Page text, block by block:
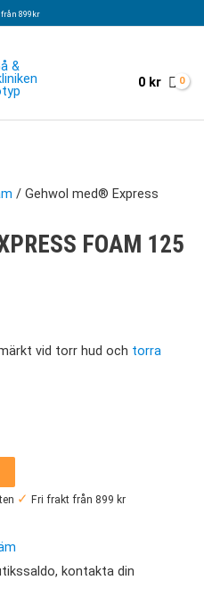
899kr
0 kr
/ Gehwol med® Express
FOAM 125
vid torr hud och torra
✓ Fri frakt från 899 kr
kontakta din